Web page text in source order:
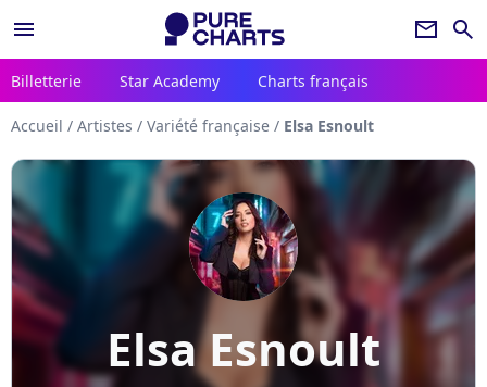
menu newsletter search
Billetterie Star Academy Charts français
Accueil / Artistes / Variété française / Elsa Esnoult
Elsa Esnoult